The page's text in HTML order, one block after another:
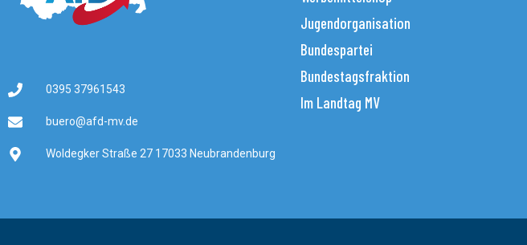
0395 37961543
buero@afd-mv.de
Woldegker Straße 27 17033 Neubrandenburg
Jugendorganisation
Bundespartei
Bundestagsfraktion
Im Landtag MV